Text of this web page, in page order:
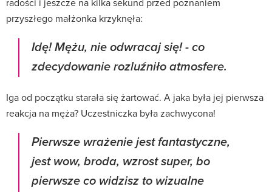
przyszłego małżonka krzyknęła:
Idę! Mężu, nie odwracaj się! - co
zdecydowanie rozluźniło atmosfere.
Iga od początku starała się żartować. A jaka była jej pierwsza
reakcja na męża? Uczestniczka była zachwycona!
Pierwsze wrażenie jest fantastyczne,
jest wow, broda, wzrost super, bo
pierwsze co widzisz to wizualne